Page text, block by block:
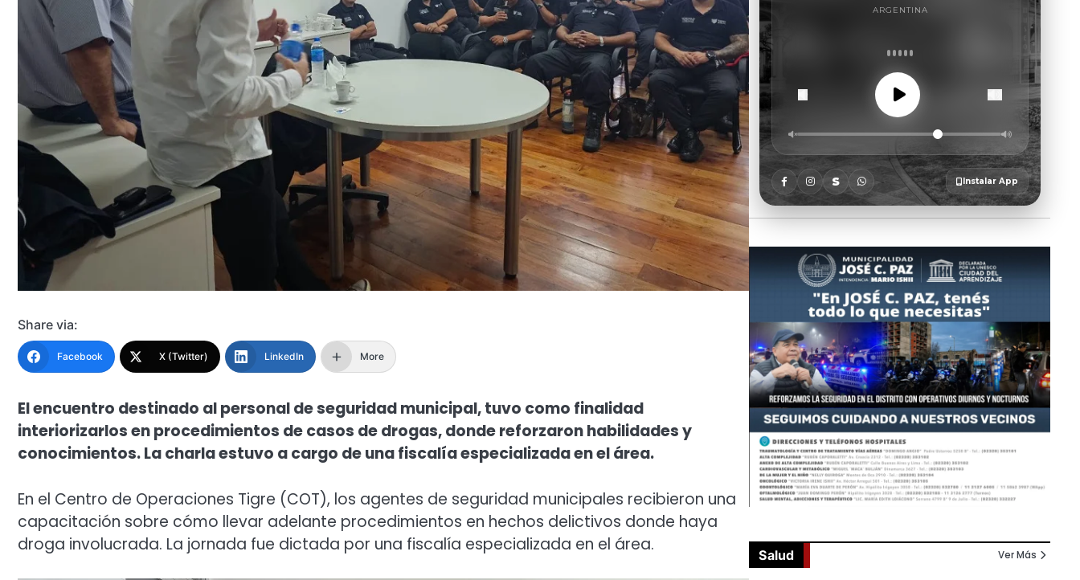
Share via:
Facebook X (Twitter) LinkedIn More
El encuentro destinado al personal de seguridad municipal, tuvo como finalidad
interiorizarlos en procedimientos de casos de drogas, donde reforzaron habilidades y
conocimientos. La charla estuvo a cargo de una fiscalía especializada en el área.
En el Centro de Operaciones Tigre (COT), los agentes de seguridad municipales recibieron una
capacitación sobre cómo llevar adelante procedimientos en hechos delictivos donde haya
droga involucrada. La jornada fue dictada por una fiscalía especializada en el área.
Salud Ver Más